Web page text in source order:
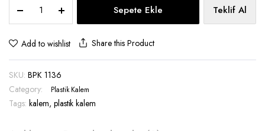
Kalem
-
BPK
quantity
Sepete Ekle Teklif Al
Add to wishlist Share this Product
SKU: BPK 1136
Category:
Plastik Kalem
Tags: kalem, plastik kalem